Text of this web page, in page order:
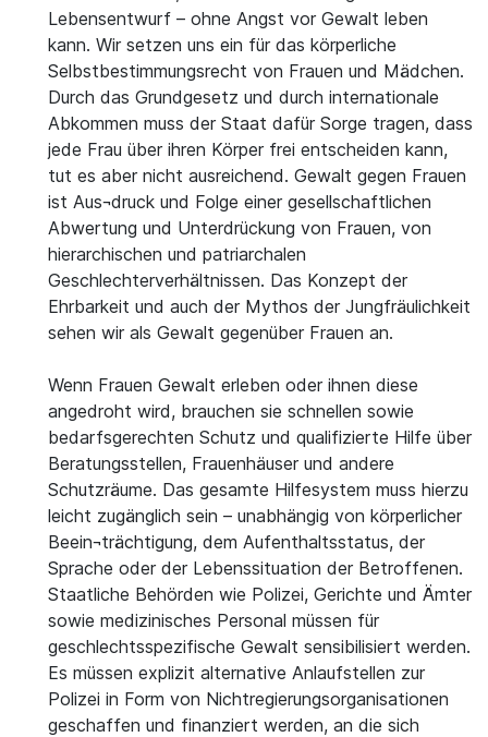
Lebensentwurf – ohne Angst vor Gewalt leben
kann. Wir setzen uns ein für das körperliche
Selbstbestimmungsrecht von Frauen und Mädchen.
Durch das Grundgesetz und durch internationale
Abkommen muss der Staat dafür Sorge tragen, dass
jede Frau über ihren Körper frei entscheiden kann,
tut es aber nicht ausreichend. Gewalt gegen Frauen
ist Aus¬druck und Folge einer gesellschaftlichen
Abwertung und Unterdrückung von Frauen, von
hierarchischen und patriarchalen
Geschlechterverhältnissen. Das Konzept der
Ehrbarkeit und auch der Mythos der Jungfräulichkeit
sehen wir als Gewalt gegenüber Frauen an.
Wenn Frauen Gewalt erleben oder ihnen diese
angedroht wird, brauchen sie schnellen sowie
bedarfsgerechten Schutz und qualifizierte Hilfe über
Beratungsstellen, Frauenhäuser und andere
Schutzräume. Das gesamte Hilfesystem muss hierzu
leicht zugänglich sein – unabhängig von körperlicher
Beein¬trächtigung, dem Aufenthaltsstatus, der
Sprache oder der Lebenssituation der Betroffenen.
Staatliche Behörden wie Polizei, Gerichte und Ämter
sowie medizinisches Personal müssen für
geschlechtsspezifische Gewalt sensibilisiert werden.
Es müssen explizit alternative Anlaufstellen zur
Polizei in Form von Nichtregierungsorganisationen
geschaffen und finanziert werden, an die sich